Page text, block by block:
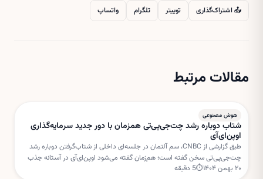
📤 اشتراک‌گذاری توییتر تلگرام واتساپ
مقالات مرتبط
هوش مصنوعی
شتاب دوباره رشد چت‌جی‌پی‌تی همزمان با دور جدید سرمایه‌گذاری
اوپن‌ای‌آی
طبق گزارشی از CNBC، سم آلتمان در جلسه‌ای داخلی از شتاب‌گرفتن دوباره رشد
چت‌جی‌پی‌تی سخن گفته است؛ هم‌زمان گفته می‌شود اوپن‌ای‌آی در آستانه جذب
دور جدیدی از سرمایه‌گذاری با ارزش‌گذاری بسیار بالا است.
۲۰ بهمن ۱۴۰۴ ⏱
5 دقیقه